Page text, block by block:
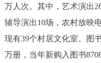
万人次。其中，艺术演出
辅导演出10场，农村放映
现有39个村居文化室。图
万册，当年新购入图书